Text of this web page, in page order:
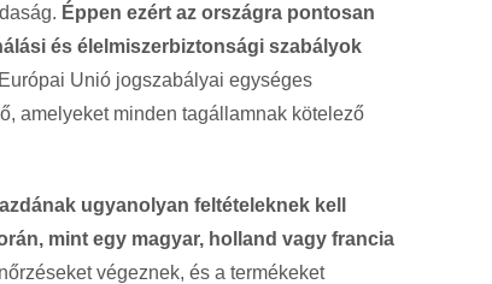
Éppen ezért az országra pontosan
és élelmiszerbiztonsági szabályok
Unió jogszabályai egységes
amelyeket minden tagállamnak kötelező
ugyanolyan feltételeknek kell
mint egy magyar, holland vagy francia
végeznek, és a termékeket